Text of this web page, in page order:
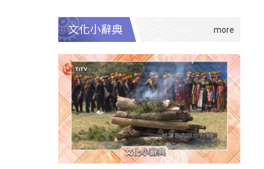
文化小辭典